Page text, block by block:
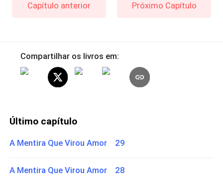
Capítulo anterior Próximo Capítulo
Compartilhar os livros em:
Último capítulo
A Mentira Que Virou Amor 29
A Mentira Que Virou Amor 28